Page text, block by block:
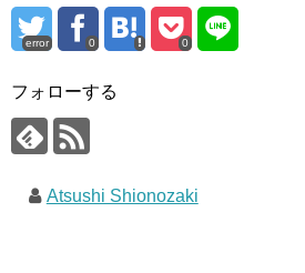
error 0 0
フォローする
Atsushi Shionozaki